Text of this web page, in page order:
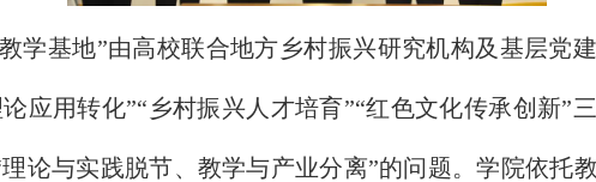
学基地”由高校联合地方乡村振兴研究机构及基层党
应用转化”“乡村振兴人才培育”“红色文化传承创新”
论与实践脱节、教学与产业分离”的问题。学院依托